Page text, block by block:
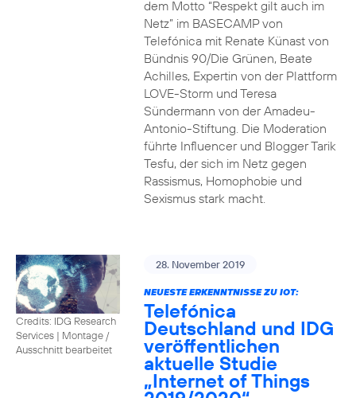
dem Motto “Respekt gilt auch im
Netz” im BASECAMP von
Telefónica mit Renate Künast von
Bündnis 90/Die Grünen, Beate
Achilles, Expertin von der Plattform
LOVE-Storm und Teresa
Sündermann von der Amadeu-
Antonio-Stiftung. Die Moderation
führte Influencer und Blogger Tarik
Tesfu, der sich im Netz gegen
Rassismus, Homophobie und
Sexismus stark macht.
Credits: IDG Research
Services | Montage /
Ausschnitt bearbeitet
28. November 2019
NEUESTE ERKENNTNISSE ZU IOT:
Telefónica
Deutschland und IDG
veröffentlichen
aktuelle Studie
„Internet of Things